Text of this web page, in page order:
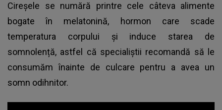
Cireșele se numără printre cele câteva alimente
bogate în melatonină, hormon care scade
temperatura corpului și induce starea de
somnolență, astfel că specialiștii recomandă să le
consumăm înainte de culcare pentru a avea un
somn odihnitor.